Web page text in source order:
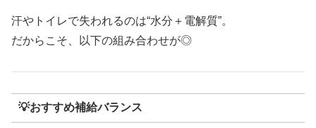
汗やトイレで失われるのは“水分＋電解質”。
だからこそ、以下の組み合わせが◎
💡おすすめ補給バランス